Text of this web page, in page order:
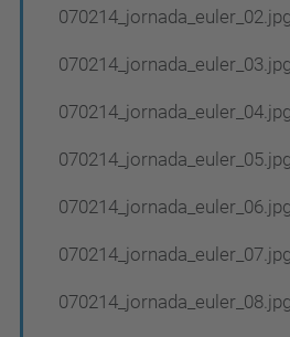
070214_jornada_euler_02.jpg
070214_jornada_euler_03.jpg
070214_jornada_euler_04.jpg
070214_jornada_euler_05.jpg
070214_jornada_euler_06.jpg
070214_jornada_euler_07.jpg
070214_jornada_euler_08.jpg